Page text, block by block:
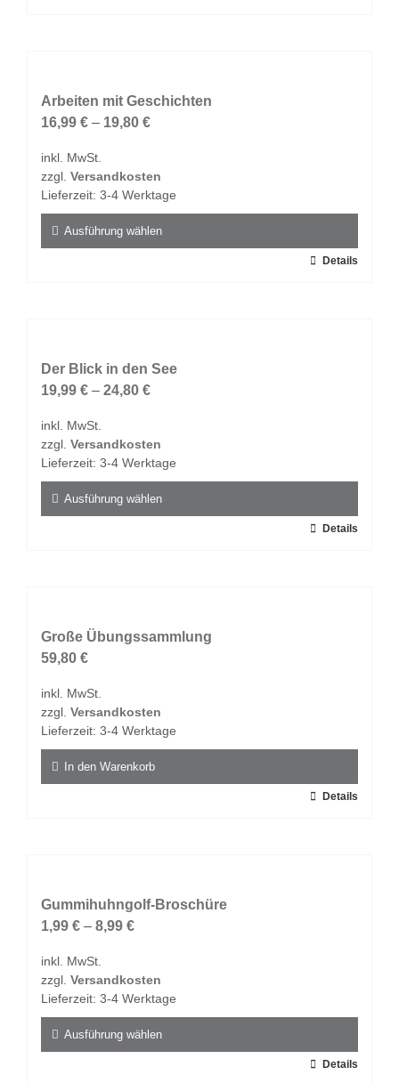
auf.
Die
können
auf
Produktseite
gewählt
Arbeiten mit Geschichten
16,99 € – 19,80 €
inkl. MwSt.
zzgl. Versandkosten
Lieferzeit: 3-4 Werktage
Ausführung wählen
auf.
Die
können
auf
Produktseite
gewählt
Details
Der Blick in den See
19,99 € – 24,80 €
inkl. MwSt.
zzgl. Versandkosten
Lieferzeit: 3-4 Werktage
Ausführung wählen
auf.
Die
können
auf
Produktseite
gewählt
Details
Große Übungssammlung
59,80 €
inkl. MwSt.
zzgl. Versandkosten
Lieferzeit: 3-4 Werktage
In den Warenkorb
Details
Gummihuhngolf-Broschüre
1,99 € – 8,99 €
inkl. MwSt.
zzgl. Versandkosten
Lieferzeit: 3-4 Werktage
Ausführung wählen
Details